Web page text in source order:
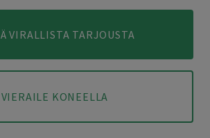
VIRALLISTA TARJOUSTA
VIERAILE KONEELLA